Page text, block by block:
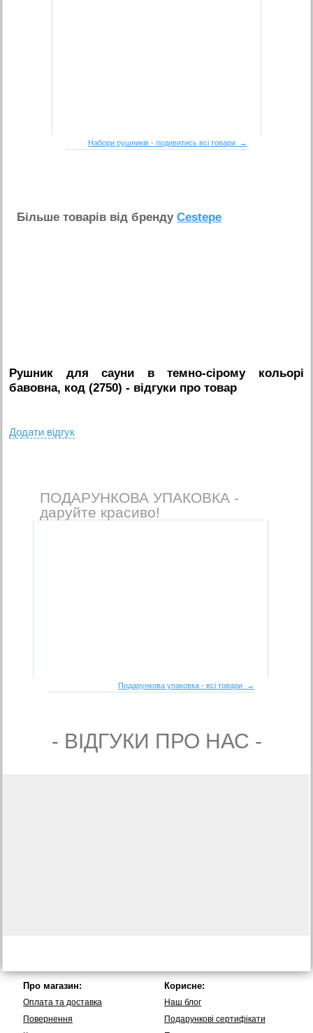
Набори рушників - подивитись всі товари →
Бiльше товарiв вiд брендуCestepe
Рушник для сауни в темно-сірому кольорі
бавовна, код (2750) - вiдгуки про товар
Додати вiдгук
ПОДАРУНКОВА УПАКОВКА -
даруйте красиво!
Подарункова упаковка - всі товари →
- ВIДГУКИ ПРО НАС -
Про магазин:
Оплата та доставка
Повернення
Корисне:
Наш блог
Подарункові сертифікати